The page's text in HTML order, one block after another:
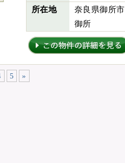
所在地
奈良県御所市
御所
5 »